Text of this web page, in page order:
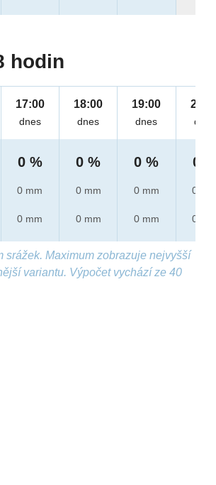
hodin
17:00
dnes
0 %
0 mm
0 mm
18:00
dnes
0 %
0 mm
0 mm
19:00
dnes
0 %
0 mm
0 mm
20:00
dnes
0 %
0 mm
0 mm
srážek. Maximum zobrazuje nejvyšší
variantu. Výpočet vychází ze 40